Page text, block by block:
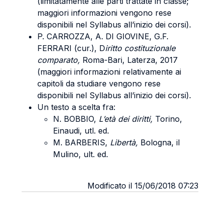
maggiori informazioni vengono rese
disponibili nel Syllabus all’inizio dei corsi).
P. CARROZZA, A. DI GIOVINE, G.F.
FERRARI (cur.), Diritto costituzionale
comparato, Roma-Bari, Laterza, 2017
(maggiori informazioni relativamente ai
capitoli da studiare vengono rese
disponibili nel Syllabus all’inizio dei corsi).
Un testo a scelta fra:
N. BOBBIO, L’età dei diritti, Torino,
Einaudi, utl. ed.
M. BARBERIS, Libertà, Bologna, il
Mulino, ult. ed.
Modificato il 15/06/2018 07:23